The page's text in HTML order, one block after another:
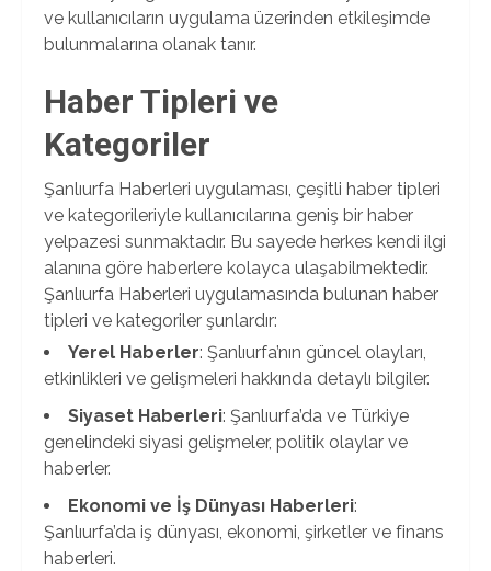
ve kullanıcıların uygulama üzerinden etkileşimde
bulunmalarına olanak tanır.
Haber Tipleri ve
Kategoriler
Şanlıurfa Haberleri uygulaması, çeşitli haber tipleri
ve kategorileriyle kullanıcılarına geniş bir haber
yelpazesi sunmaktadır. Bu sayede herkes kendi ilgi
alanına göre haberlere kolayca ulaşabilmektedir.
Şanlıurfa Haberleri uygulamasında bulunan haber
tipleri ve kategoriler şunlardır:
Yerel Haberler: Şanlıurfa’nın güncel olayları,
etkinlikleri ve gelişmeleri hakkında detaylı bilgiler.
Siyaset Haberleri: Şanlıurfa’da ve Türkiye
genelindeki siyasi gelişmeler, politik olaylar ve
haberler.
Ekonomi ve İş Dünyası Haberleri:
Şanlıurfa’da iş dünyası, ekonomi, şirketler ve finans
haberleri.